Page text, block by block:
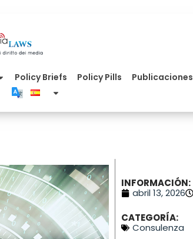
Policy Briefs Policy Pills Publicaciones
INFORMACIÓN:
abril 13, 2026
CATEGORÍA:
Consulenza